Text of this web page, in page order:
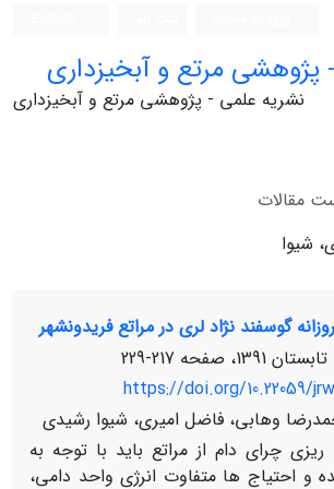
پژوهشی مرتع و آبخیزداری
نشریه علمی - پژوهشی مرتع و آبخیزداری
مقالات
شیوا
گوسفند نژاد لری در مراتع فریدونشهر
217-229
https://doi.org/10.22059/
وهابی، فاضل امیری، شیوا رشیدی
ریزی چرای دام از مراتع باید با توجه به
و احتیاج ها متفاوت انرژی واحد دامی،